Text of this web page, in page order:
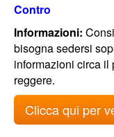
Contro
Informazioni:
bisogna sedersi
informazioni circa il
reggere.
Clicca qui per